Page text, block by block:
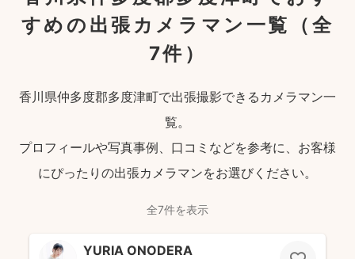
すめの出張カメラマン一覧
（全
7件）
香川県仲多度郡多度津町で出張撮影できるカメラマン一
覧。
プロフィールや写真事例、口コミなどを参考に、お客様
にぴったりの出張カメラマンをお選びください。
全7件を表示
YURIA ONODERA